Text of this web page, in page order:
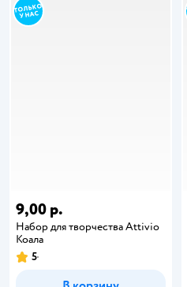
9,00 р.
Набор для творчества Attivio
Коала
5